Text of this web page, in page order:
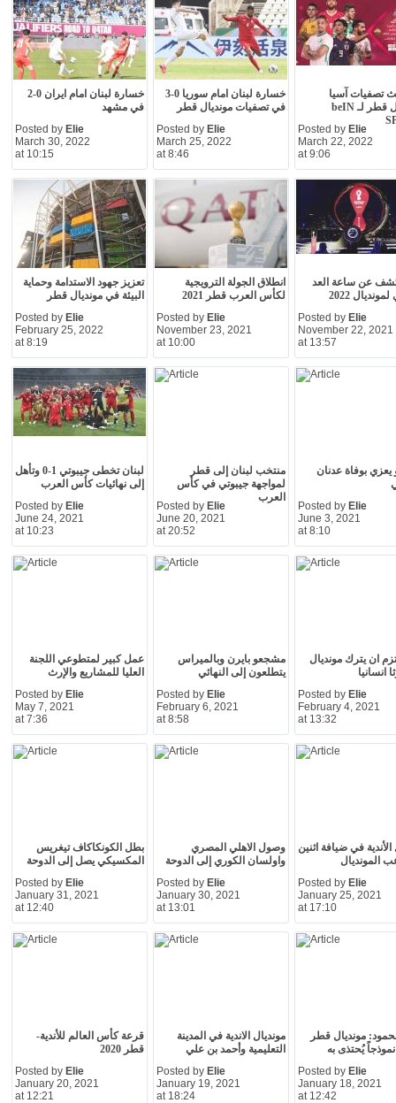
خسارة لبنان امام ايران 0-2
في مشهد
Posted by Elie
March 30, 2022
at 10:15
خسارة لبنان امام سوريا 0-3
في تصفيات مونديال قطر
Posted by Elie
March 25, 2022
at 8:46
تصفيات آسيا
لمونديال قطر لـ beIN
Posted by Elie
March 22, 2022
at 9:06
تعزيز جهود الاستدامة وحماية
البيئة في مونديال قطر
Posted by Elie
February 25, 2022
at 8:19
انطلاق الجولة الترويجية
لكأس العرب قطر 2021
Posted by Elie
November 23, 2021
at 10:00
عن ساعة العد
2022
Posted by Elie
November 22, 2021
at 13:57
لبنان تخطى جيبوتي 1-0 وتأهل
إلى نهائيات كأس العرب
Posted by Elie
June 24, 2021
at 10:23
منتخب لبنان إلى قطر
لمواجهة جيبوتي في كأس
العرب
Posted by Elie
June 20, 2021
at 20:52
يعزي بوفاة عدنان
Posted by Elie
June 3, 2021
at 8:10
عمل كبير لمتطوعي اللجنة
العليا للمشاريع والإرث
Posted by Elie
May 7, 2021
at 7:36
مشجعو بايرن وبالميراس
يتطلعون إلى النهائي
Posted by Elie
February 6, 2021
at 8:58
ان يترك مونديال
Posted by Elie
February 4, 2021
at 13:32
بطل الكونكاكاف تيغريس
المكسيكي يصل إلى الدوحة
Posted by Elie
January 31, 2021
at 12:40
وصول الاهلي المصري
واولسان الكوري إلى الدوحة
Posted by Elie
January 30, 2021
at 13:01
الأندية في ضيافة اثنين
المونديال
Posted by Elie
January 25, 2021
at 17:10
قرعة كأس العالم للأندية-
قطر 2020
Posted by Elie
January 20, 2021
at 12:21
مونديال الاندية في المدينة
التعليمية وأحمد بن علي
Posted by Elie
January 19, 2021
at 18:24
مونديال قطر
يُحتذى به
Posted by Elie
January 18, 2021
at 12:42